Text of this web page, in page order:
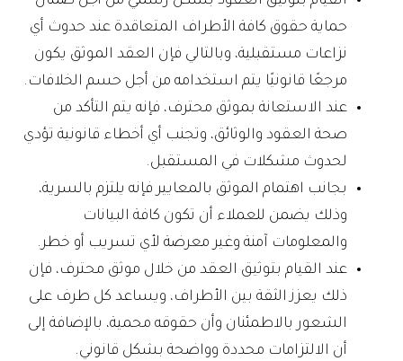
حماية حقوق كافة الأطراف المتعاقدة عند حدوث أي
نزاعات مستقبلية، وبالتالي فإن العقد الموثق يكون
مرجعًا قانونيًا يتم استخدامه من أجل حسم الخلافات.
عند الاستعانة بموثق محترف، فإنه يتم التأكد من
صحة العقود والوثائق، وتجنب أي أخطاء قانونية تؤدي
لحدوث مشكلات في المستقبل.
بجانب اهتمام الموثق بالمعايير فإنه يلتزم بالسرية،
وذلك يضمن للعملاء أن تكون كافة البيانات
والمعلومات آمنة وغير معرضة لأي تسريب أو خطر.
عند القيام بتوثيق العقد من خلال موثق محترف، فإن
ذلك يعزز الثقة بين الأطراف، ويساعد كل طرف على
الشعور بالاطمئنان وأن حقوقه محمية، بالإضافة إلى
أن الالتزامات محددة وواضحة بشكل قانوني.